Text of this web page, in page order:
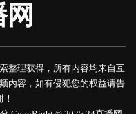
整理获得，所有内容均来自互
内容，如有侵犯您的权益请告